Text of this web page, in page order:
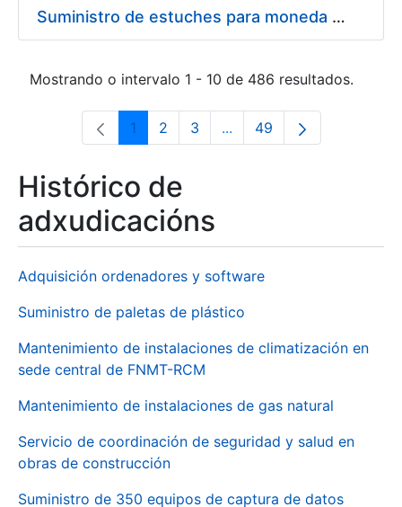
Suministro de estuches para moneda de 30 €
Mostrando o intervalo 1 - 10 de 486 resultados.
Páxina
1 Páxina
2 Páxina
3 ...Páxinas intermedias Use
Páxina
49
Histórico de
adxudicacións
Adquisición ordenadores y software
Suministro de paletas de plástico
Mantenimiento de instalaciones de climatización en
sede central de FNMT-RCM
Mantenimiento de instalaciones de gas natural
Servicio de coordinación de seguridad y salud en
obras de construcción
Suministro de 350 equipos de captura de datos